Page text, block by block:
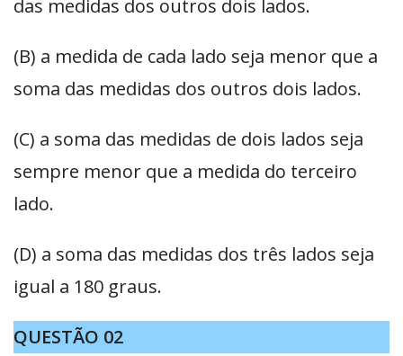
das medidas dos outros dois lados.
(B) a medida de cada lado seja menor que a
soma das medidas dos outros dois lados.
(C) a soma das medidas de dois lados seja
sempre menor que a medida do terceiro
lado.
(D) a soma das medidas dos três lados seja
igual a 180 graus.
QUESTÃO 02